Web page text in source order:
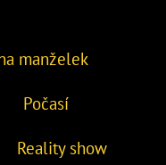
manželek
Počasí
Reality show